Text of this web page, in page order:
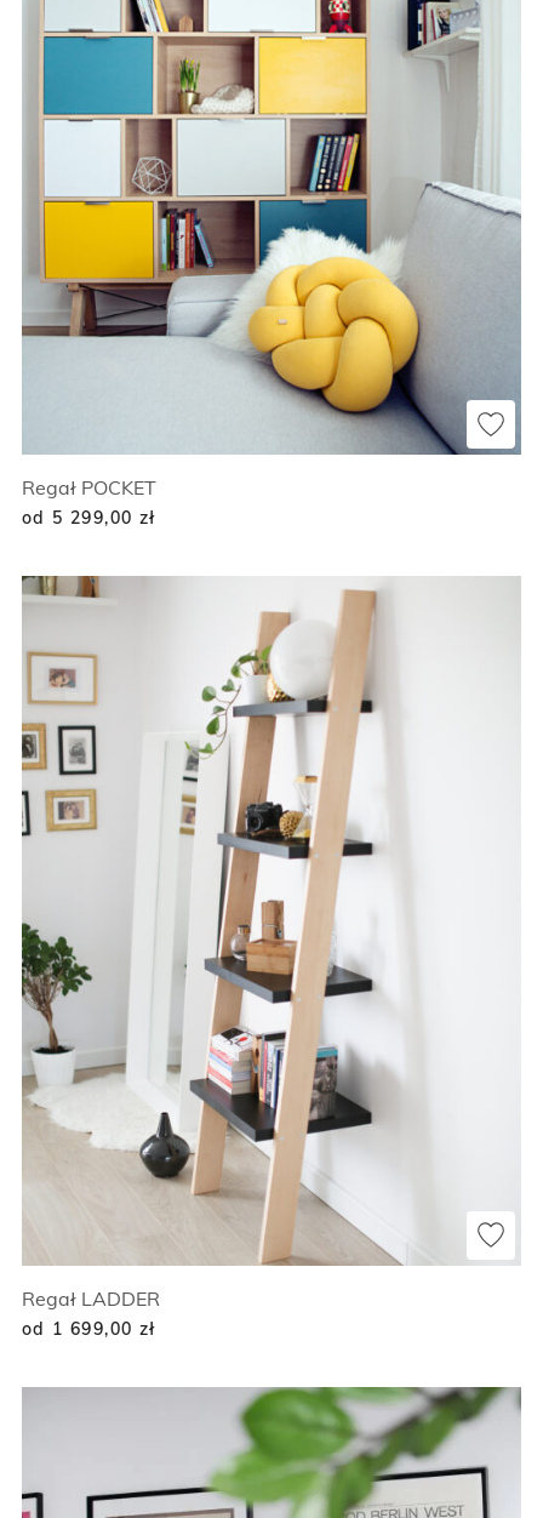
Regał POCKET
od 5 299,00 zł
Regał LADDER
od 1 699,00 zł